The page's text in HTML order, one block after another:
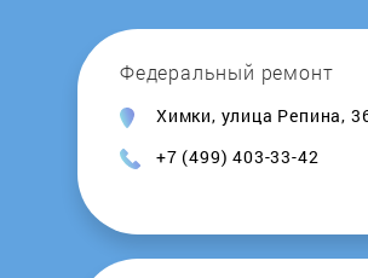
Koreco
Korting
Kuppersberg
Федеральный ремонт
Химки, улица Репина,
+7 (499) 403-33-42